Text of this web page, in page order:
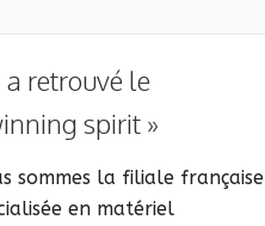
retrouvé le
spirit »
sommes la filiale française
en matériel